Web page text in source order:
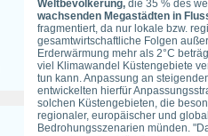
Weltbevölkerung, die 35 % des
wachsenden Megastädten in
fragmentiert, da nur lokale bzw.
gesamtwirtschaftliche Folgen
Erderwärmung mehr als 2°C
viel Klimawandel Küstengebiete
tun kann. Anpassung an
entwickelten hierfür
solchen Küstengebieten, die
regionaler, europäischer und
Bedrohungsszenarien münden.